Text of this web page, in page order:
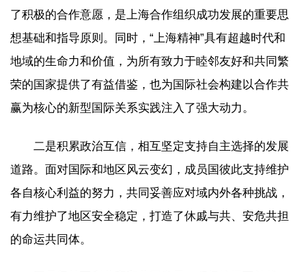
了积极的合作意愿，是上海合作组织成功发展的重要思
想基础和指导原则。同时，“上海精神”具有超越时代和
地域的生命力和价值，为所有致力于睦邻友好和共同繁
荣的国家提供了有益借鉴，也为国际社会构建以合作共
赢为核心的新型国际关系实践注入了强大动力。
二是积累政治互信，相互坚定支持自主选择的发展
道路。面对国际和地区风云变幻，成员国彼此支持维护
各自核心利益的努力，共同妥善应对域内外各种挑战，
有力维护了地区安全稳定，打造了休戚与共、安危共担
的命运共同体。